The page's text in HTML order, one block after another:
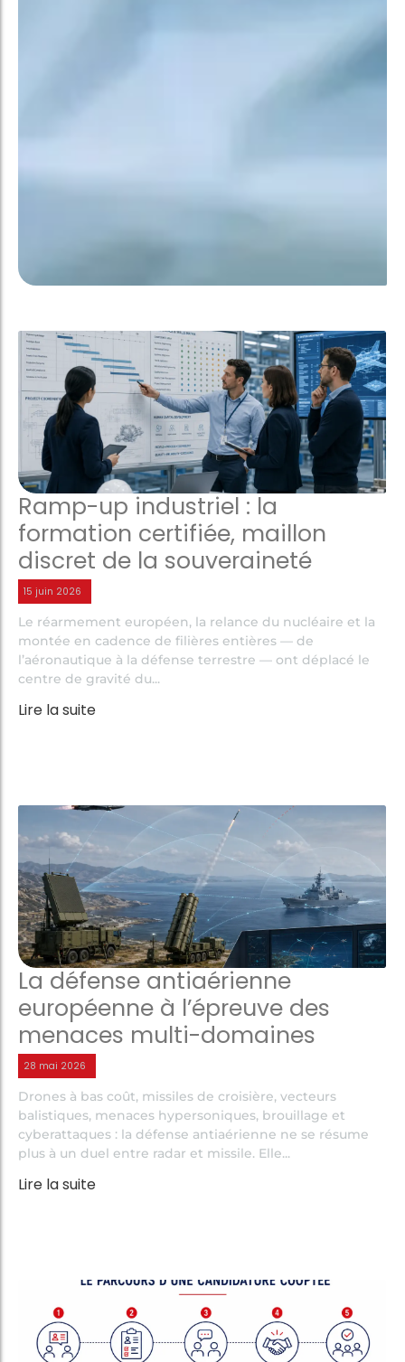
Ramp-up industriel : la
formation certifiée, maillon
discret de la souveraineté
15 juin 2026
Le réarmement européen, la relance du nucléaire et la
montée en cadence de filières entières — de
l’aéronautique à la défense terrestre — ont déplacé le
centre de gravité du...
Lire la suite
La défense antiaérienne
européenne à l’épreuve des
menaces multi-domaines
28 mai 2026
Drones à bas coût, missiles de croisière, vecteurs
balistiques, menaces hypersoniques, brouillage et
cyberattaques : la défense antiaérienne ne se résume
plus à un duel entre radar et missile. Elle...
Lire la suite